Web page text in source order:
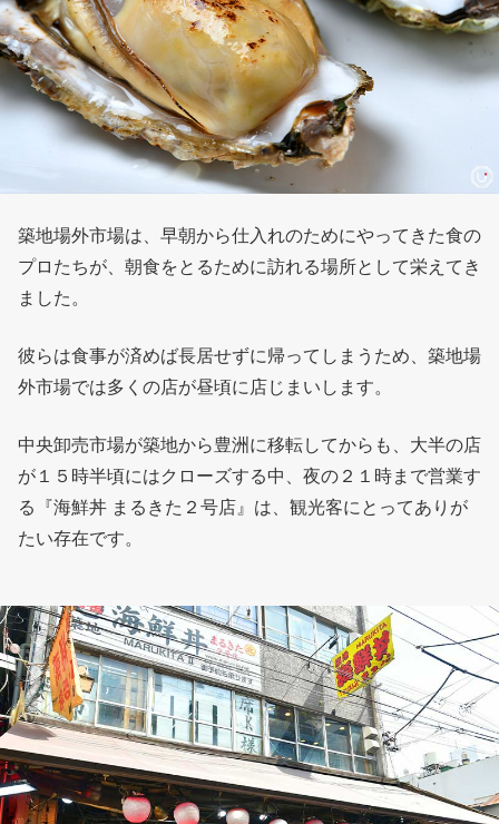
築地場外市場は、早朝から仕入れのためにやってきた食の
プロたちが、朝食をとるために訪れる場所として栄えてき
ました。
彼らは食事が済めば長居せずに帰ってしまうため、築地場
外市場では多くの店が昼頃に店じまいします。
中央卸売市場が築地から豊洲に移転してからも、大半の店
が１５時半頃にはクローズする中、夜の２１時まで営業す
る『海鮮丼 まるきた２号店』は、観光客にとってありが
たい存在です。